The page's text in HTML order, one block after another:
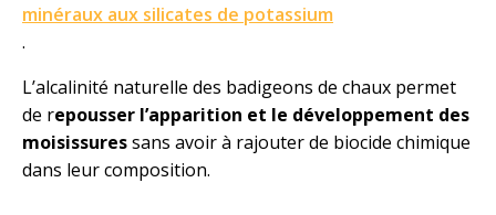
minéraux aux silicates de potassium
.
L’alcalinité naturelle des badigeons de chaux permet
de repousser l’apparition et le développement des
moisissuressans avoir à rajouter de biocide chimique
dans leur composition.